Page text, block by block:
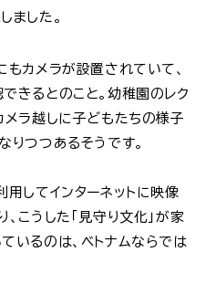
ました。
もカメラが設置されていて、
きるとのこと。幼稚園のレク
メラ越しに子どもたちの様子
りつつあるそうです。
してインターネットに映像
こうした「見守り文化」が家
いるのは、ベトナムならでは